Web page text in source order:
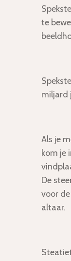
te
miljard
Als je
kom je
De
voor
altaar.